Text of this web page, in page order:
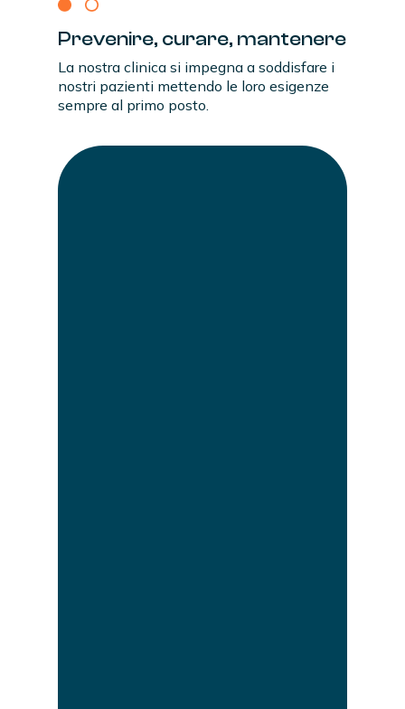
Prevenire, curare, mantenere
La nostra clinica si impegna a soddisfare i
nostri pazienti mettendo le loro esigenze
sempre al primo posto.